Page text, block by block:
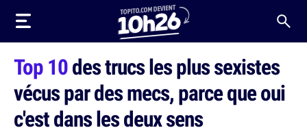
Top 10des trucs les plus sexistes
vécus par des mecs, parce que oui
c'est dans les deux sens